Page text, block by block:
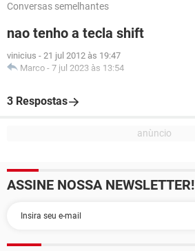
Conversas semelhantes
nao tenho a tecla shift
vinicius - 21 jul 2012 às 19:47
Marco - 7 jul 2023 às 13:54
3 Respostas
ASSINE NOSSA NEWSLETTER!